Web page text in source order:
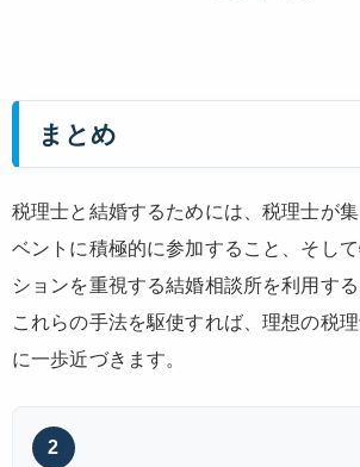
まとめ
税理士と結婚するためには、税理士が
ベントに積極的に参加すること、そし
ションを重視する結婚相談所を利用する
これらの手法を駆使すれば、理想の税
に一歩近づきます。
2